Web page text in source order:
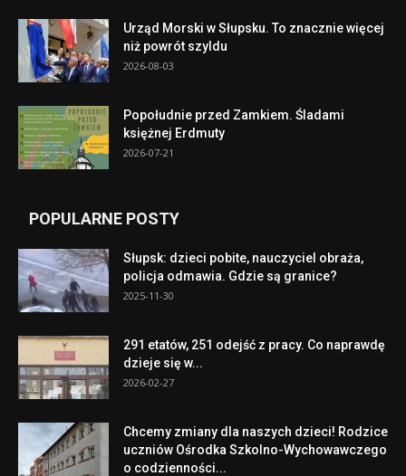
Urząd Morski w Słupsku. To znacznie więcej
niż powrót szyldu
2026-08-03
Popołudnie przed Zamkiem. Śladami
księżnej Erdmuty
2026-07-21
POPULARNE POSTY
Słupsk: dzieci pobite, nauczyciel obraża,
policja odmawia. Gdzie są granice?
2025-11-30
291 etatów, 251 odejść z pracy. Co naprawdę
dzieje się w...
2026-02-27
Chcemy zmiany dla naszych dzieci! Rodzice
uczniów Ośrodka Szkolno-Wychowawczego
o codzienności...